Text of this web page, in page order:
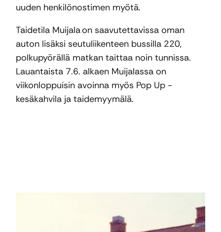
uuden henkilönostimen myötä.
Taidetila Muijala on saavutettavissa oman
auton lisäksi seutuliikenteen bussilla 220,
polkupyörällä matkan taittaa noin tunnissa.
Lauantaista 7.6. alkaen Muijalassa on
viikonloppuisin avoinna myös Pop Up -
kesäkahvila ja taidemyymälä.